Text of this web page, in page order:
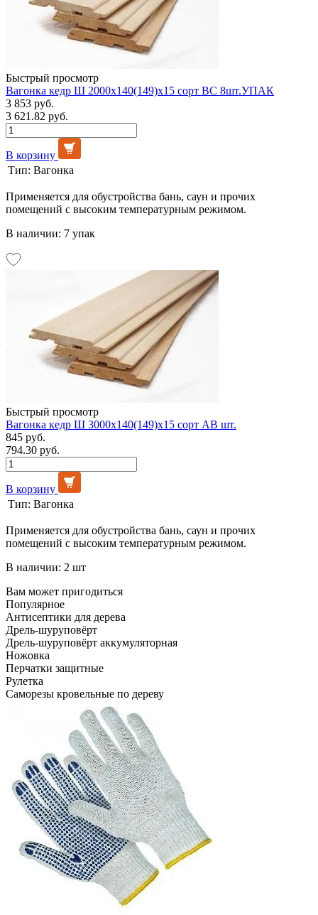
Быстрый просмотр
Вагонка кедр Ш 2000х140(149)х15 сорт ВС 8шт.УПАК
3 853 руб.
3 621.82 руб.
В корзину
Тип: Вагонка
Применяется для обустройства бань, саун и прочих
помещений с высоким температурным режимом.
В наличии: 7 упак
Быстрый просмотр
Вагонка кедр Ш 3000х140(149)х15 сорт АВ шт.
845 руб.
794.30 руб.
В корзину
Тип: Вагонка
Применяется для обустройства бань, саун и прочих
помещений с высоким температурным режимом.
В наличии: 2 шт
Вам может пригодиться
Популярное
Антисептики для дерева
Дрель-шуруповёрт
Дрель-шуруповёрт аккумуляторная
Ножовка
Перчатки защитные
Рулетка
Саморезы кровельные по дереву